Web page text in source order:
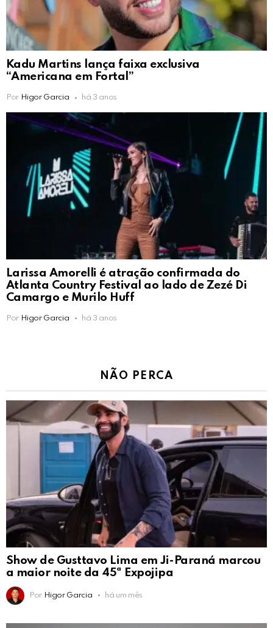
Kadu Martins lança faixa exclusiva
“Americana em Fortal”
Por Higor Garcia há 3 anos
Larissa Amorelli é atração confirmada do
Atlanta Country Festival ao lado de Zezé Di
Camargo e Murilo Huff
Por Higor Garcia há 3 anos
NÃO PERCA
Show de Gusttavo Lima em Ji-Paraná marcou
a maior noite da 45ª Expojipa
Por Higor Garcia há um mês